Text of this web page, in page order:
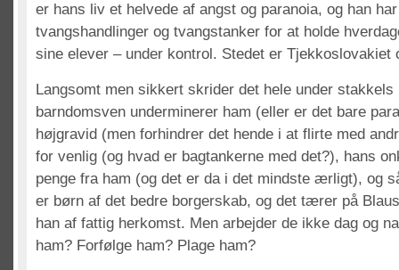
er hans liv et helvede af angst og paranoia, og han
tvangshandlinger og tvangstanker for at holde
sine elever – under kontrol. Stedet er Tjekkoslovakiet
Langsomt men sikkert skrider det hele under
barndomsven underminerer ham (eller er det bare
højgravid (men forhindrer det hende i at flirte med
for venlig (og hvad er bagtankerne med det?), hans
penge fra ham (og det er da i det mindste ærligt), og
er børn af det bedre borgerskab, og det tærer på
han af fattig herkomst. Men arbejder de ikke dag og
ham? Forfølge ham? Plage ham?